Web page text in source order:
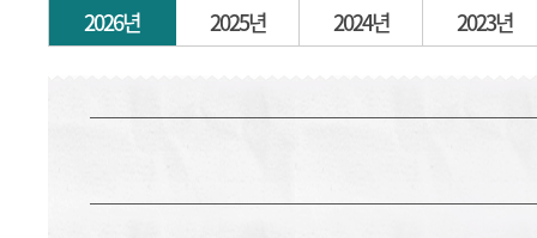
2026년 2025년 2024년 2023년